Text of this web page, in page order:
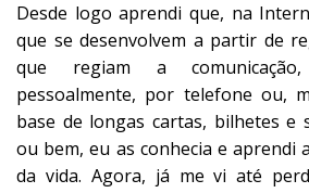
Desde logo aprendi que, na
que se desenvolvem a partir de
que regiam a
pessoalmente, por telefone ou,
base de longas cartas, bilhetes e
ou bem, eu as conhecia e aprendi
da vida. Agora, já me vi até